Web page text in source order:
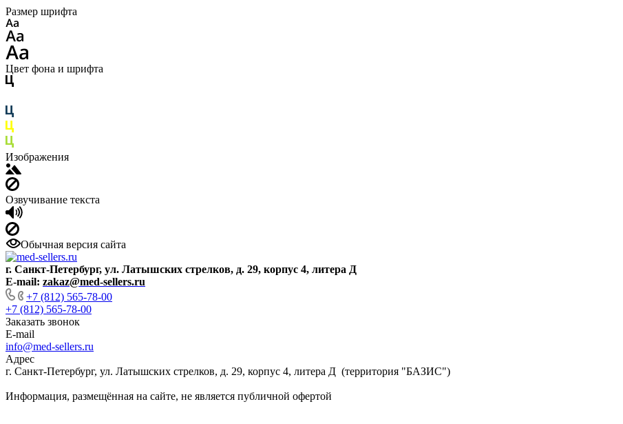
Размер шрифта
Цвет фона и шрифта
Изображения
Озвучивание текста
Обычная версия сайта
г. Санкт-Петербург, ул. Латышских стрелков, д. 29, корпус 4, литера Д
E-mail: zakaz@med-sellers.ru
+7 (812) 565-78-00
+7 (812) 565-78-00
Заказать звонок
E-mail
info@med-sellers.ru
Адрес
г. Санкт-Петербург, ул. Латышских стрелков, д. 29, корпус 4, литера Д (территория "БАЗИС")
Информация, размещённая на сайте, не является публичной офертой